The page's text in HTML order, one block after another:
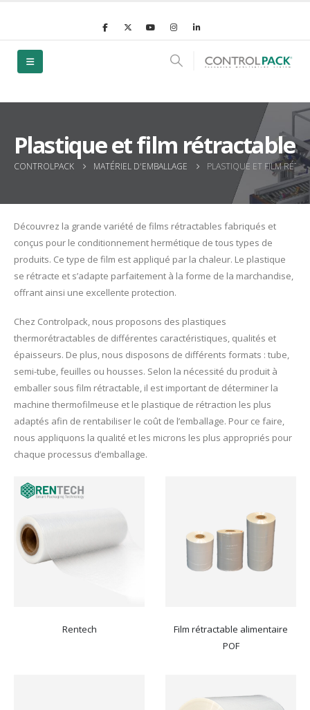
Plastique et film rétractable
CONTROLPACK MATÉRIEL D'EMBALLAGE PLASTIQUE ET FILM
Découvrez la grande variété de films rétractables fabriqués et
conçus pour le conditionnement hermétique de tous types de
produits. Ce type de film est appliqué par la chaleur. Le plastique
se rétracte et s’adapte parfaitement à la forme de la marchandise,
offrant ainsi une excellente protection.
Chez Controlpack, nous proposons des plastiques
thermorétractables de différentes caractéristiques, qualités et
épaisseurs. De plus, nous disposons de différents formats : tube,
semi-tube, feuilles ou housses. Selon la nécessité du produit à
emballer sous film rétractable, il est important de déterminer la
machine thermofilmeuse et le plastique de rétraction les plus
adaptés afin de rentabiliser le coût de l’emballage. Pour ce faire,
nous appliquons la qualité et les microns les plus appropriés pour
chaque processus d’emballage.
Rentech
Film rétractable alimentaire
POF